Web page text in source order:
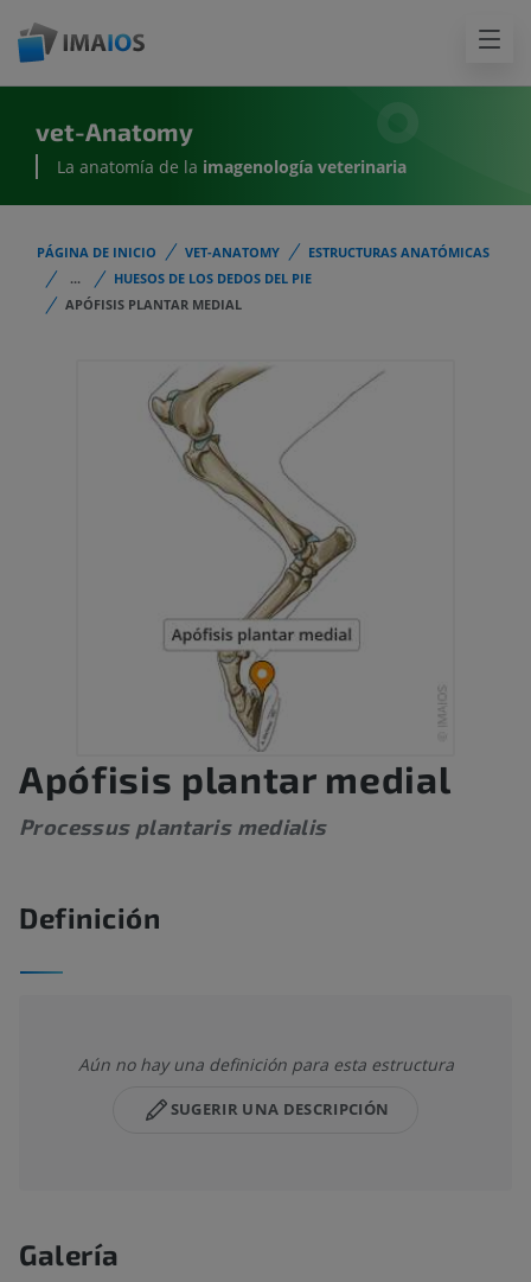
vet-Anatomy
La anatomía de la imagenología veterinaria
PÁGINA DE INICIO VET-ANATOMY
ESTRUCTURAS ANATÓMICAS
...
HUESOS DE LOS DEDOS DEL PIE
APÓFISIS PLANTAR MEDIAL
Apófisis plantar medial
Processus plantaris medialis
Definición
Aún no hay una definición para esta estructura
SUGERIR UNA DESCRIPCIÓN
Galería